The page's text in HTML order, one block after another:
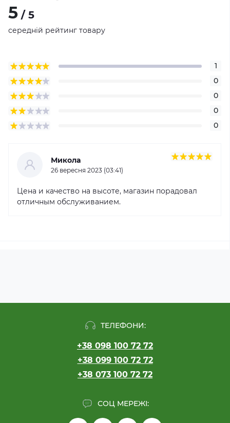
5 / 5
середній рейтинг товару
1
0
0
0
0
Микола
26 вересня 2023 (03:41)
Цена и качество на высоте, магазин порадовал
отличным обслуживанием.
ТЕЛЕФОНИ:
+38 098 100 72 72
+38 099 100 72 72
+38 073 100 72 72
СОЦ МЕРЕЖІ: